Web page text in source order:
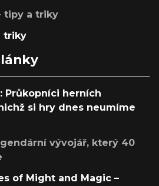
tipy a triky
triky
Průkopníci herních
si hry dnes neumíme
vývojář, který 40
of Might and Magic –